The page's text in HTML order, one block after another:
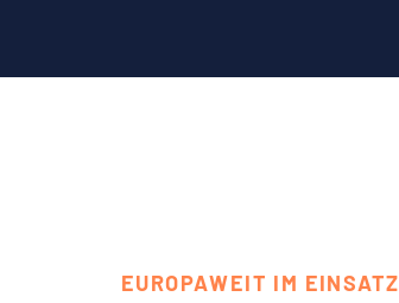
EUROPAWEIT IM EINSATZ